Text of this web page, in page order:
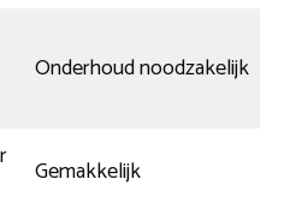
Onderhoud noodzakelijk
Gemakkelijk